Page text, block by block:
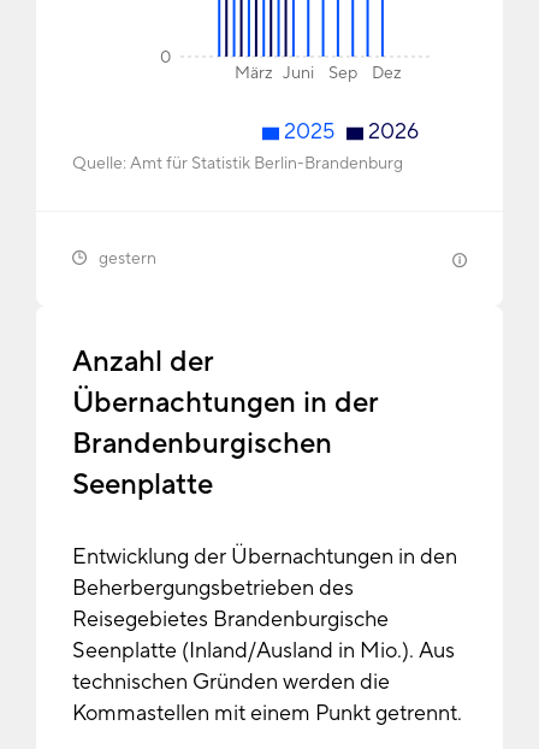
März Juni Sep Dez
0
2025 2026
Quelle: Amt für Statistik Berlin-Brandenburg
gestern
Anzahl der
Übernachtungen in der
Brandenburgischen
Seenplatte
Entwicklung der Übernachtungen in den
Beherbergungsbetrieben des
Reisegebietes Brandenburgische
Seenplatte (Inland/Ausland in Mio.). Aus
technischen Gründen werden die
Kommastellen mit einem Punkt getrennt.